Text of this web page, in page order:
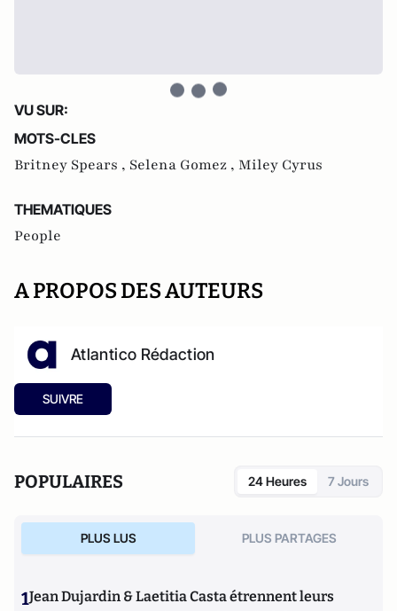
VU SUR:
MOTS-CLES
Britney Spears , Selena Gomez , Miley Cyrus
THEMATIQUES
People
A PROPOS DES AUTEURS
Atlantico Rédaction
SUIVRE
POPULAIRES 24 Heures 7 Jours
PLUS LUS PLUS PARTAGES
1Jean Dujardin & Laetitia Casta étrennent leurs